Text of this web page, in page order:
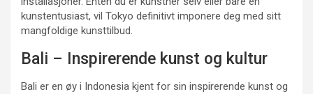
kunstentusiast, vil Tokyo definitivt imponere deg med sitt
mangfoldige kunsttilbud.
Bali – Inspirerende kunst og kultur
Bali er en øy i Indonesia kjent for sin inspirerende kunst og